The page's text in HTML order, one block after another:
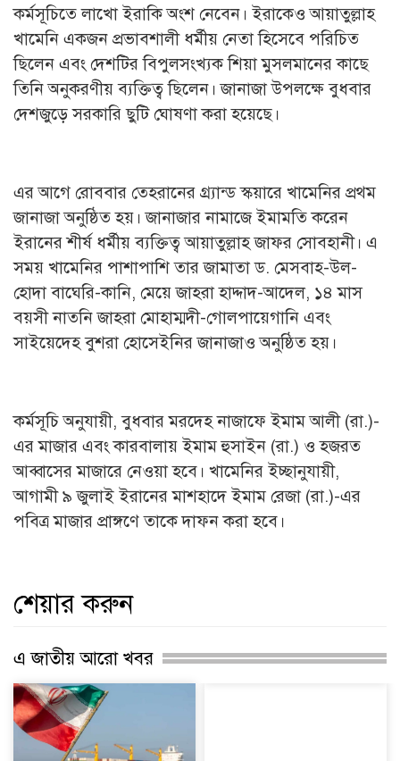
কর্মসূচিতে লাখো ইরাকি অংশ নেবেন। ইরাকেও আয়াতুল্লাহ
খামেনি একজন প্রভাবশালী ধর্মীয় নেতা হিসেবে পরিচিত
ছিলেন এবং দেশটির বিপুলসংখ্যক শিয়া মুসলমানের কাছে
তিনি অনুকরণীয় ব্যক্তিত্ব ছিলেন। জানাজা উপলক্ষে বুধবার
দেশজুড়ে সরকারি ছুটি ঘোষণা করা হয়েছে।
এর আগে রোববার তেহরানের গ্র্যান্ড স্কয়ারে খামেনির প্রথম
জানাজা অনুষ্ঠিত হয়। জানাজার নামাজে ইমামতি করেন
ইরানের শীর্ষ ধর্মীয় ব্যক্তিত্ব আয়াতুল্লাহ জাফর সোবহানী। এ
সময় খামেনির পাশাপাশি তার জামাতা ড. মেসবাহ-উল-
হোদা বাঘেরি-কানি, মেয়ে জাহরা হাদ্দাদ-আদেল, ১৪ মাস
বয়সী নাতনি জাহরা মোহাম্মদী-গোলপায়েগানি এবং
সাইয়েদেহ বুশরা হোসেইনির জানাজাও অনুষ্ঠিত হয়।
কর্মসূচি অনুযায়ী, বুধবার মরদেহ নাজাফে ইমাম আলী (রা.)-
এর মাজার এবং কারবালায় ইমাম হুসাইন (রা.) ও হজরত
আব্বাসের মাজারে নেওয়া হবে। খামেনির ইচ্ছানুযায়ী,
আগামী ৯ জুলাই ইরানের মাশহাদে ইমাম রেজা (রা.)-এর
পবিত্র মাজার প্রাঙ্গণে তাকে দাফন করা হবে।
শেয়ার করুন
এ জাতীয় আরো খবর